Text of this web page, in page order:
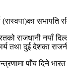
(रास्वपा)का
राजधानी नयाँ
तथा दुई देशका
पाँच दिने